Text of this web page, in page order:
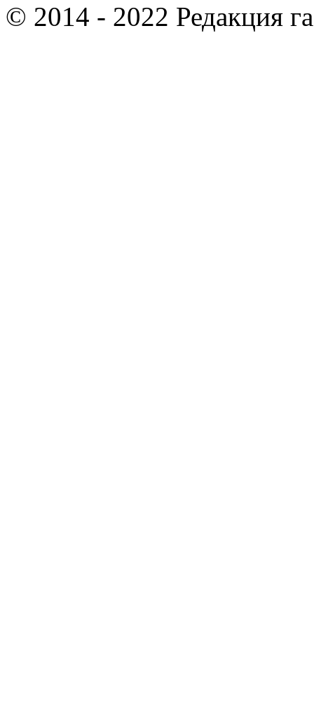
© 2014 - 2022 Редакция